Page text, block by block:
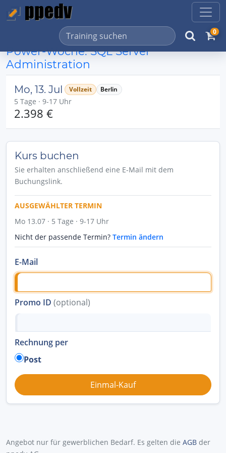
0
Power-Woche: SQL Server
Administration
Mo, 13. Jul Vollzeit Berlin
5 Tage · 9-17 Uhr
2.398 €
Kurs buchen
Sie erhalten anschließend eine E-Mail mit dem
Buchungslink.
AUSGEWÄHLTER TERMIN
Mo 13.07 · 5 Tage · 9-17 Uhr
Nicht der passende Termin? Termin ändern
E-Mail
Promo ID (optional)
Rechnung per
Post
Angebot nur für gewerblichen Bedarf. Es gelten die AGB der